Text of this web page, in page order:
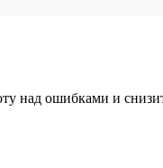
над ошибками и